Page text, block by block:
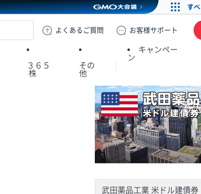
GMOクリック証券
よくある ご質問 お客様サポート
３６５
株
その
他
キャンペー
ン
税
武田薬品工業 米ドル建債券